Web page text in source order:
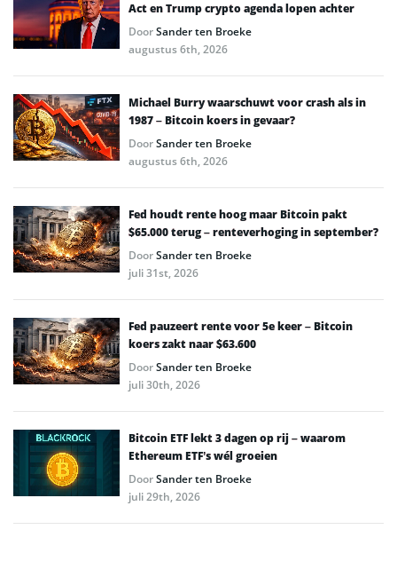
Act en Trump crypto agenda lopen achter
DoorSander ten Broeke
augustus 6th, 2026
Michael Burry waarschuwt voor crash als in
1987 – Bitcoin koers in gevaar?
DoorSander ten Broeke
augustus 6th, 2026
Fed houdt rente hoog maar Bitcoin pakt
$65.000 terug – renteverhoging in september?
DoorSander ten Broeke
juli 31st, 2026
Fed pauzeert rente voor 5e keer – Bitcoin
koers zakt naar $63.600
DoorSander ten Broeke
juli 30th, 2026
Bitcoin ETF lekt 3 dagen op rij – waarom
Ethereum ETF’s wél groeien
DoorSander ten Broeke
juli 29th, 2026